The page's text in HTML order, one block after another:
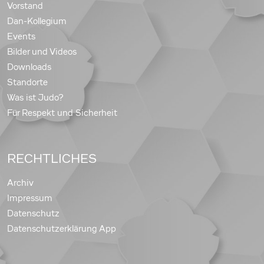
Vorstand
Dan-Kollegium
Events
Bilder und Videos
Downloads
Standorte
Was ist Judo?
Für Respekt und Sicherheit
RECHTLICHES
Archiv
Impressum
Datenschutz
Datenschutzerklärung App